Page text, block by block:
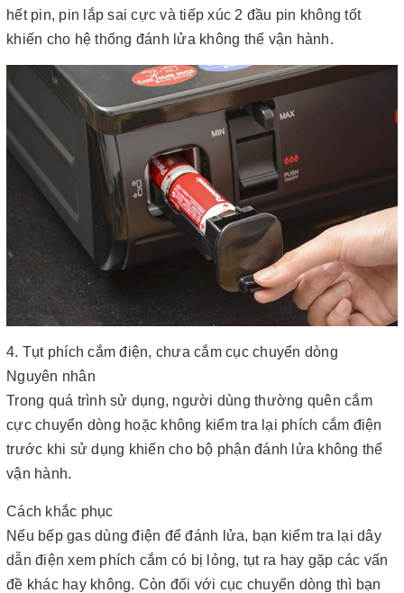
hết pin, pin lắp sai cực và tiếp xúc 2 đầu pin không tốt
khiến cho hệ thống đánh lửa không thể vận hành.
4. Tụt phích cắm điện, chưa cắm cục chuyển dòng
Nguyên nhân
Trong quá trình sử dụng, người dùng thường quên cắm
cực chuyển dòng hoặc không kiểm tra lại phích cắm điện
trước khi sử dụng khiến cho bộ phận đánh lửa không thể
vận hành.
Cách khắc phục
Nếu bếp gas dùng điện để đánh lửa, bạn kiểm tra lại dây
dẫn điện xem phích cắm có bị lỏng, tụt ra hay gặp các vấn
đề khác hay không. Còn đối với cục chuyển dòng thì bạn